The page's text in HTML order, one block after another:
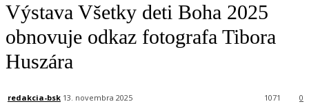
Výstava Všetky deti Boha 2025
obnovuje odkaz fotografa Tibora
Huszára
redakcia-bsk 13. novembra 2025 0
1071